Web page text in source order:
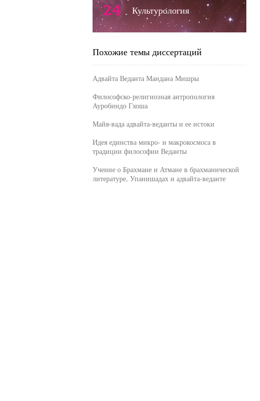
24 Культурология
Похожие темы диссертаций
Адвайта Веданта Мандана Мишры
Философско-религиозная антропология
Ауробиндо Гхоша
Майя-вада адвайта-веданты и ее истоки
Идея единства микро- и макрокосмоса в
традиции философии Веданты
Учение о Брахмане и Атмане в брахманической
литературе, Упанишадах и адвайта-веданте